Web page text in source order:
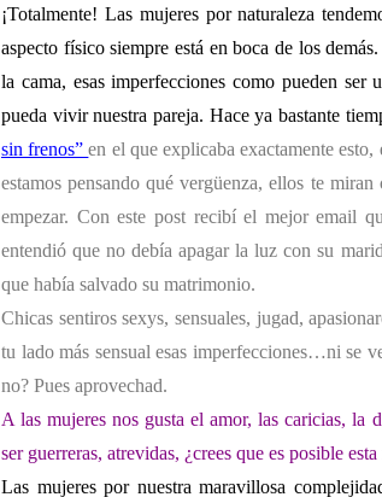
¡Totalmente! Las mujeres por naturaleza
aspecto físico siempre está en boca de los
la cama, esas imperfecciones como pueden ser
pueda vivir nuestra pareja. Hace ya bastante
sin frenos”en el que explicaba exactamente
estamos pensando qué vergüenza, ellos te
empezar. Con este post recibí el mejor email
entendió que no debía apagar la luz con su
que había salvado su matrimonio.
Chicas sentiros sexys, sensuales, jugad,
tu lado más sensual esas imperfecciones…ni se
no? Pues aprovechad.
A las mujeres nos gusta el amor, las caricias, la
ser guerreras, atrevidas, ¿crees que es posible
Las mujeres por nuestra maravillosa